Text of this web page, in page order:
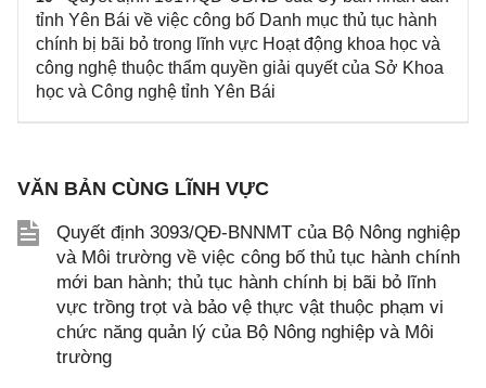
tỉnh Yên Bái về việc công bố Danh mục thủ tục hành
chính bị bãi bỏ trong lĩnh vực Hoạt động khoa học và
công nghệ thuộc thẩm quyền giải quyết của Sở Khoa
học và Công nghệ tỉnh Yên Bái
VĂN BẢN CÙNG LĨNH VỰC
Quyết định 3093/QĐ-BNNMT của Bộ Nông nghiệp
và Môi trường về việc công bố thủ tục hành chính
mới ban hành; thủ tục hành chính bị bãi bỏ lĩnh
vực trồng trọt và bảo vệ thực vật thuộc phạm vi
chức năng quản lý của Bộ Nông nghiệp và Môi
trường